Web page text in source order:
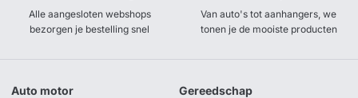
Alle aangesloten webshops
bezorgen je bestelling snel
Van auto's tot aanhangers, we
tonen je de mooiste producten
Auto motor Gereedschap